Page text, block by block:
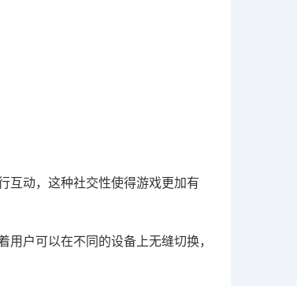
互动，这种社交性使得游戏更加有
户可以在不同的设备上无缝切换，